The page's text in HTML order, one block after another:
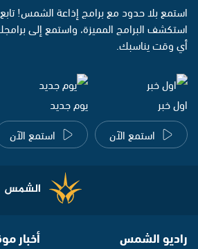
استمع بلا حدود مع برامج إذاعة الشمس!
استكشف البرامج المميزة، واستمع إلى
أي وقت يناسبك.
اول خبر
استمع الآن
يوم جديد
استمع الآن
راديو الشمس أخبار